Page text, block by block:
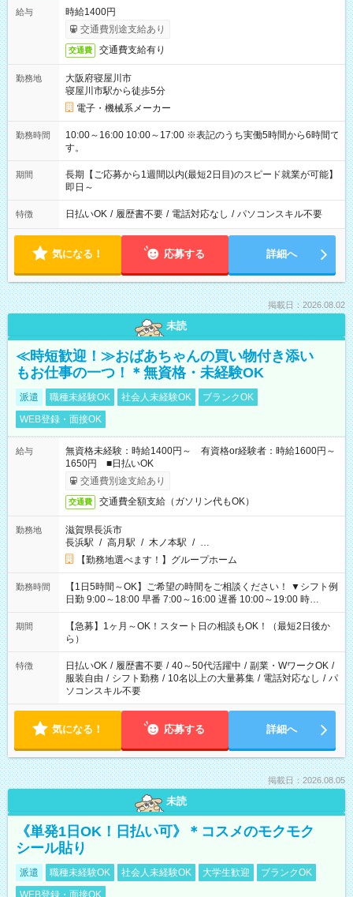
給与
時給1400円
交通費別途支給あり
交通費 交通費支給有り
勤務地
大阪府寝屋川市
寝屋川市駅から徒歩5分
電子・機械系メーカー
勤務時間
10:00～16:00 10:00～17:00 ※表記のうち実働5時間から6時間で
す。
期間
長期【ご応募から1週間以内(最短2日目)のスピード就業が可能】
即日～
特徴 日払いOK / 履歴書不要 / 電話対応なし / パソコンスキル不要
気になる！ 応募する 詳細へ
掲載日：2026.08.02
未読
≪時短歓迎！≫おばあちゃんの買い物付き添い
もお仕事の一つ！＊無資格・未経験OK
派遣 職種未経験OK 社会人未経験OK
ブランクOK
WEB登録・面接OK
給与
無資格未経験：時給1400円～ 有資格or経験者：時給1600円～
1650円 ■日払いOK
交通費別途支給あり
交通費 交通費全額支給（ガソリン代もOK）
勤務地
滋賀県長浜市
長浜駅 / 高月駅 / 木ノ本駅 / …
【勤務地選べます！】グループホーム
勤務時間
【1日5時間～OK】ご希望の時間をご相談ください！ ▼シフト例
日勤 9:00～18:00 早番 7:00～16:00 遅番 10:00～19:00 時
短 10:00～15:00 上記はあくまで一例です。 「夕方までには帰
宅しておきたい」 「朝はゆっくりのスタートがいい」 「お昼の
時間を有効に使いたい」 など、ご希望があれば教えてください
ね。
期間
【急募】1ヶ月～OK！スタート日の相談もOK！（最短2日後か
ら）
特徴 日払いOK / 履歴書不要 / 40～50代活躍中 / 副業・WワークOK /
服装自由 / シフト勤務 / 10名以上の大量募集 / 電話対応なし / パ
ソコンスキル不要
気になる！ 応募する 詳細へ
掲載日：2026.08.05
未読
《単発1日OK！日払い可》＊コスメのモクモク
シール貼り
派遣 職種未経験OK 社会人未経験OK 大学生歓迎
ブランクOK
WEB登録・面接OK